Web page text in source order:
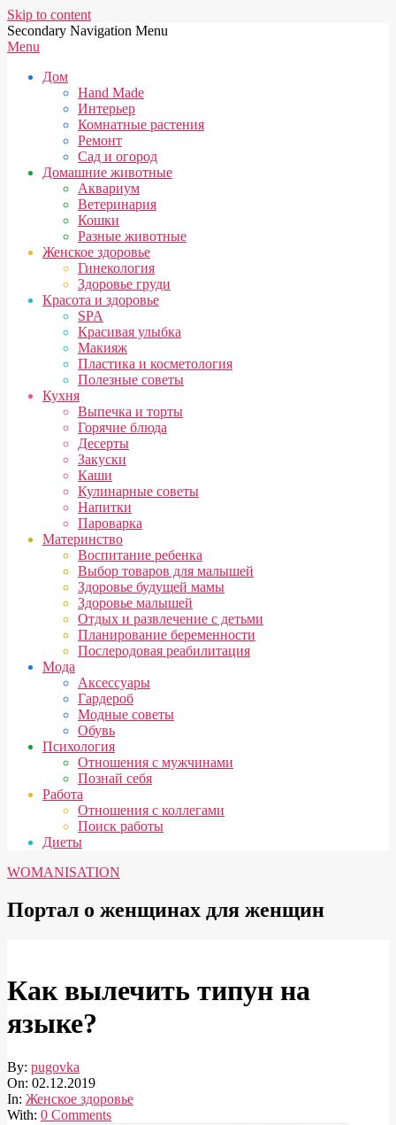
Skip to content
Secondary Navigation Menu
Menu
Дом
Hand Made
Интерьер
Комнатные растения
Ремонт
Сад и огород
Домашние животные
Аквариум
Ветеринария
Кошки
Разные животные
Женское здоровье
Гинекология
Здоровье груди
Красота и здоровье
SPA
Красивая улыбка
Макияж
Пластика и косметология
Полезные советы
Кухня
Выпечка и торты
Горячие блюда
Десерты
Закуски
Каши
Кулинарные советы
Напитки
Пароварка
Материнство
Воспитание ребенка
Выбор товаров для малышей
Здоровье будущей мамы
Здоровье малышей
Отдых и развлечение с детьми
Планирование беременности
Послеродовая реабилитация
Мода
Аксессуары
Гардероб
Модные советы
Обувь
Психология
Отношения с мужчинами
Познай себя
Работа
Отношения с коллегами
Поиск работы
Диеты
WOMANISATION
Портал о женщинах для женщин
Как вылечить типун на
языке?
By: pugovka
On: 02.12.2019
In: Женское здоровье
With: 0 Comments